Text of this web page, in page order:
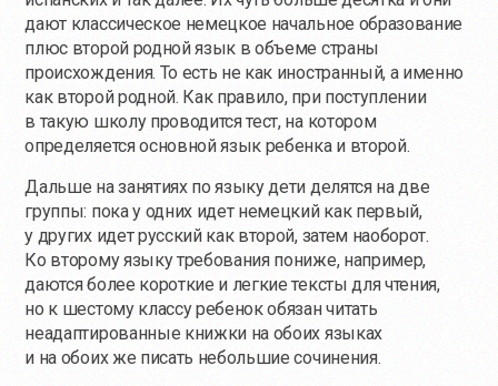
дают классическое немецкое начальное образование
плюс второй родной язык в объеме страны
происхождения. То есть не как иностранный, а именно
как второй родной. Как правило, при поступлении
в такую школу проводится тест, на котором
определяется основной язык ребенка и второй.
Дальше на занятиях по языку дети делятся на две
группы: пока у одних идет немецкий как первый,
у других идет русский как второй, затем наоборот.
Ко второму языку требования пониже, например,
даются более короткие и легкие тексты для чтения,
но к шестому классу ребенок обязан читать
неадаптированные книжки на обоих языках
и на обоих же писать небольшие сочинения.